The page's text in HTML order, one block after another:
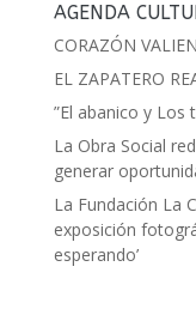
AGENDA
CORAZÓN
EL ZAPATERO
”El abanico y Los
La Obra Social
generar
La Fundación La
exposición
esperando’